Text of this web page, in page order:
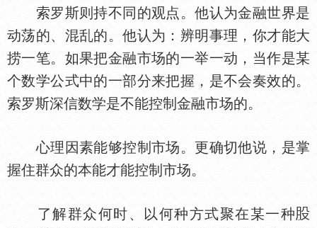
索罗斯则持不同的观点。他认为金融世界是
动荡的、混乱的。他认为：辨明事理，你才能大
捞一笔。如果把金融市场的一举一动，当作是某
个数学公式中的一部分来把握，是不会奏效的。
索罗斯深信数学是不能控制金融市场的。
心理因素能够控制市场。更确切他说，是掌
握住群众的本能才能控制市场。
了解群众何时、以何种方式聚在某一种